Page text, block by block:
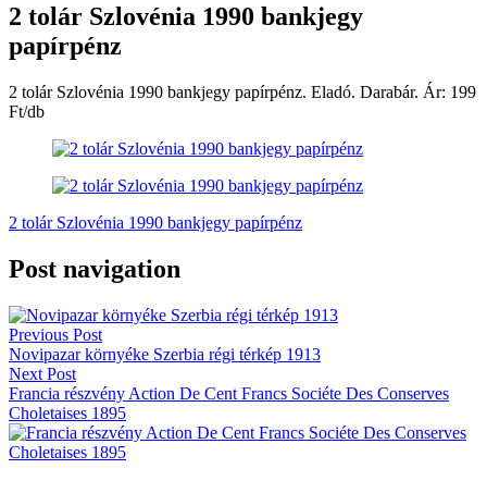
2 tolár Szlovénia 1990 bankjegy
papírpénz
2 tolár Szlovénia 1990 bankjegy papírpénz. Eladó. Darabár. Ár: 199
Ft/db
2 tolár Szlovénia 1990 bankjegy papírpénz
Post navigation
Previous Post
Novipazar környéke Szerbia régi térkép 1913
Next Post
Francia részvény Action De Cent Francs Sociéte Des Conserves
Choletaises 1895